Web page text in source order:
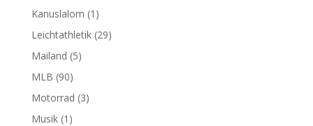
Kanuslalom (1)
Leichtathletik(29)
Mailand (5)
MLB (90)
Motorrad (3)
Musik(1)